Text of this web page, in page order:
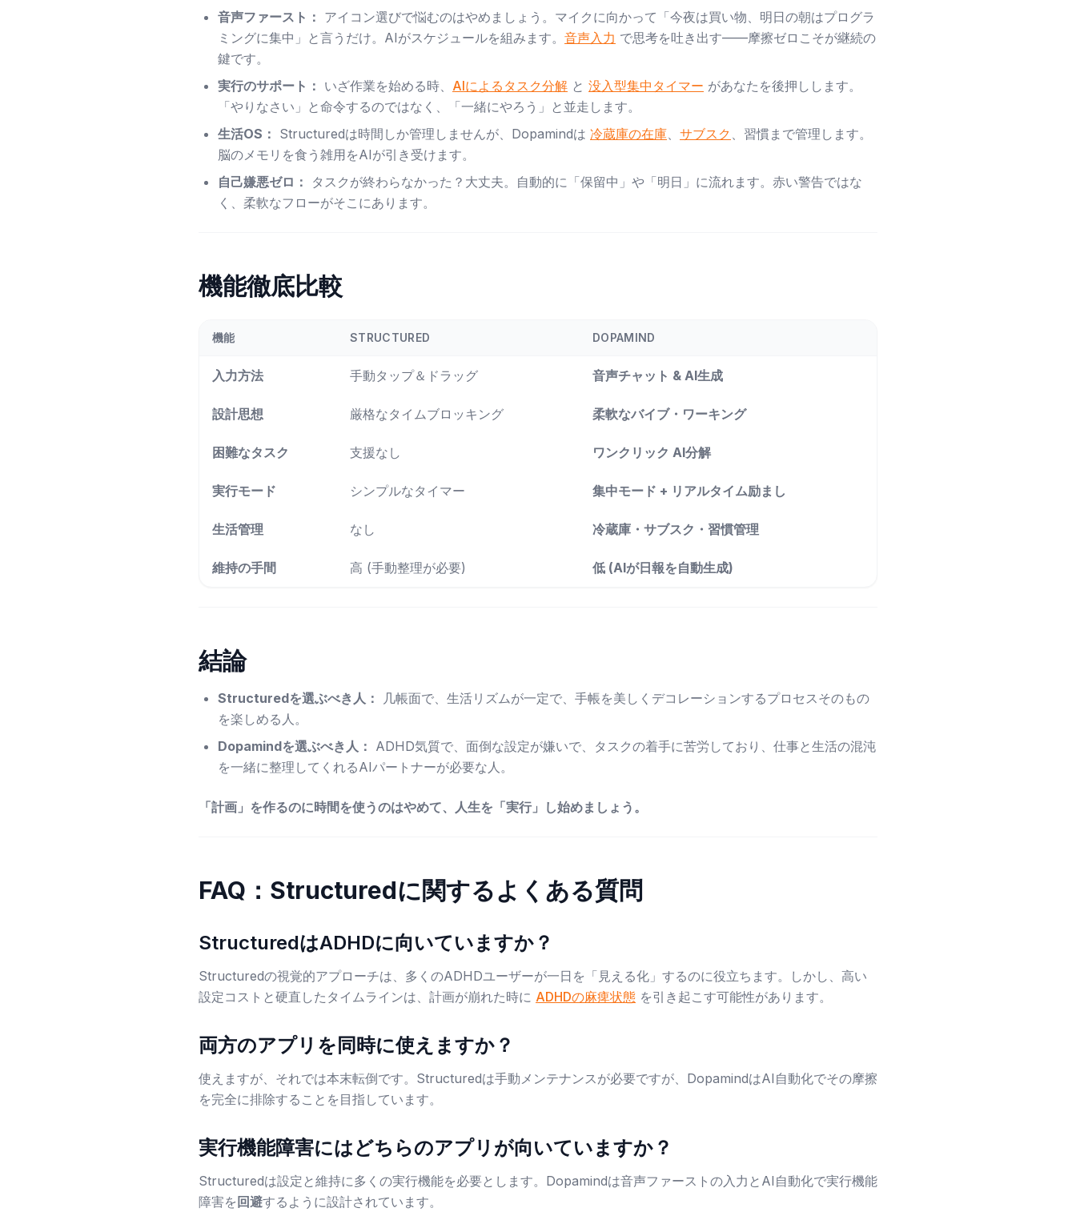
音声ファースト： アイコン選びで悩むのはやめましょう。マイクに向かって「今夜は買い物、明日の朝はプログラ
ミングに集中」と言うだけ。AIがスケジュールを組みます。 音声入力 で思考を吐き出す——摩擦ゼロこそが継続の
鍵です。
実行のサポート： いざ作業を始める時、 AIによるタスク分解 と 没入型集中タイマー があなたを後押しします。
「やりなさい」と命令するのではなく、「一緒にやろう」と並走します。
生活OS： Structuredは時間しか管理しませんが、Dopamindは 冷蔵庫の在庫、 サブスク 、習慣まで管理します。
脳のメモリを食う雑用をAIが引き受けます。
自己嫌悪ゼロ：
タスクが終わらなかった？大丈夫。自動的に「保留中」や「明日」に流れます。赤い警告ではな
く、柔軟なフローがそこにあります。
機能徹底比較
機能 STRUCTURED DOPAMIND
入力方法 手動タップ＆ドラッグ 音声チャット & AI生成
設計思想 厳格なタイムブロッキング 柔軟なバイブ・ワーキング
困難なタスク 支援なし ワンクリック AI分解
実行モード シンプルなタイマー 集中モード + リアルタイム励まし
生活管理 なし 冷蔵庫・サブスク・習慣管理
維持の手間 高 (手動整理が必要) 低 (AIが日報を自動生成)
結論
Structuredを選ぶべき人：
几帳面で、生活リズムが一定で、手帳を美しくデコレーションするプロセスそのもの
を楽しめる人。
Dopamindを選ぶべき人： ADHD気質で、面倒な設定が嫌いで、タスクの着手に苦労しており、仕事と生活の混沌
を一緒に整理してくれるAIパートナーが必要な人。
「計画」を作るのに時間を使うのはやめて、人生を「実行」し始めましょう。
FAQ：Structuredに関するよくある質問
StructuredはADHDに向いていますか？
Structuredの視覚的アプローチは、多くのADHDユーザーが一日を「見える化」するのに役立ちます。しかし、高い
設定コストと硬直したタイムラインは、計画が崩れた時に ADHDの麻痺状態 を引き起こす可能性があります。
両方のアプリを同時に使えますか？
使えますが、それでは本末転倒です。Structuredは手動メンテナンスが必要ですが、DopamindはAI自動化でその摩擦
を完全に排除することを目指しています。
実行機能障害にはどちらのアプリが向いていますか？
Structuredは設定と維持に多くの実行機能を必要とします。Dopamindは音声ファーストの入力とAI自動化で実行機能
障害を 回避するように設計されています。